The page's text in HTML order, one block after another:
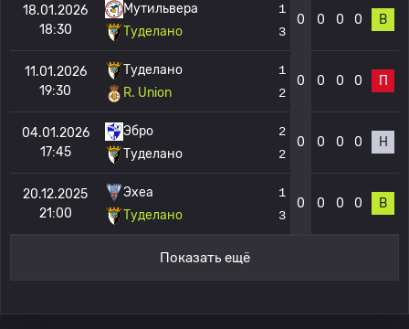
18.01.2026
18:30
Мутильвера
Туделано
1
3
0 0 0 0 В
11.01.2026
19:30
Туделано
R. Union
1
2
0 0 0 0 П
04.01.2026
17:45
Эбро
Туделано
2
2
0 0 0 0 Н
20.12.2025
21:00
Эхеа
Туделано
1
3
0 0 0 0 В
Показать ещё